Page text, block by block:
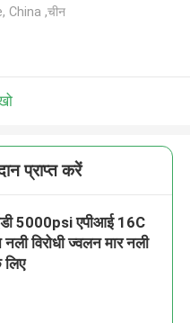
China ,चीन
प्राप्त करें
5000psi एपीआई 16C
विरोधी ज्वलन मार नली